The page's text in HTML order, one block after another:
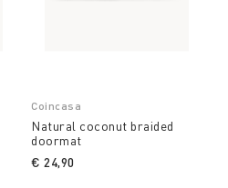
Coincasa
Natural coconut braided
doormat
€ 24,90